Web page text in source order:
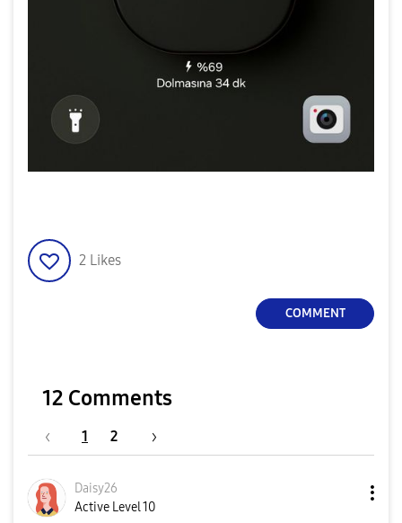
2 Likes
COMMENT
12 Comments
1 2
Daisy26
Active Level 10